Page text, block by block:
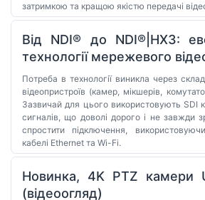
затримкою та кращою якістю передачі
Від NDI® до NDI®|HX3:
технології мережевого
Потреба в технології виникла через
відеопристроїв (камер, мікшерів,
Зазвичай для цього використовують SDI
сигналів, що доволі дорого і не завжди
спростити підключення,
кабелі Ethernet та Wi-Fi.
Новинка, 4K PTZ камери
(відеоогляд)